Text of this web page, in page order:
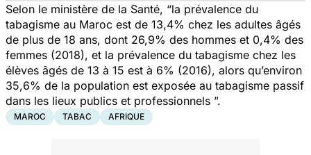
Selon le ministère de la Santé, “la prévalence du
tabagisme au Maroc est de 13,4% chez les adultes âgés
de plus de 18 ans, dont 26,9% des hommes et 0,4% des
femmes (2018), et la prévalence du tabagisme chez les
élèves âgés de 13 à 15 est à 6% (2016), alors qu’environ
35,6% de la population est exposée au tabagisme passif
dans les lieux publics et professionnels ”.
MAROC TABAC AFRIQUE